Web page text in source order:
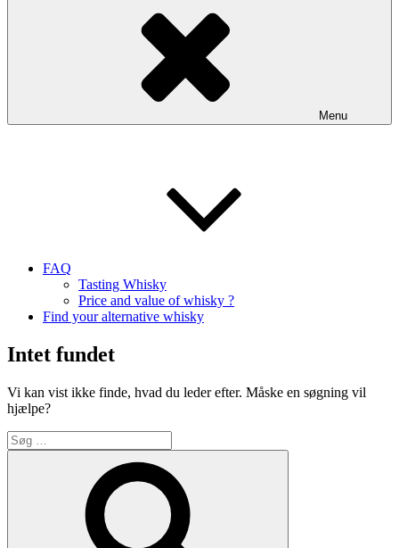
Menu
FAQ
Tasting Whisky
Price and value of whisky ?
Find your alternative whisky
Intet fundet
Vi kan vist ikke finde, hvad du leder efter. Måske en søgning vil
hjælpe?
Søg
efter: